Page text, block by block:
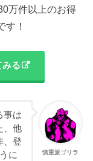
万件以上のお得
す！
みる
慎重派ゴリラ
事は
、他
、登
に